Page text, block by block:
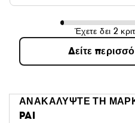
Έχετε δει 2
Δείτε
ΑΝΑΚΑΛΥΨΤΕ ΤΗ
PAI